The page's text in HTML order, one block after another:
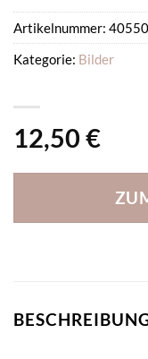
12,50 €
Artikelnummer:
Kategorie: Bilder